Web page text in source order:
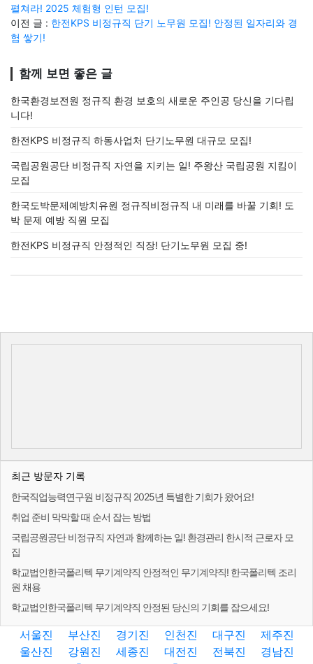
펼쳐라! 2025 체험형 인턴 모집!
이전 글 : 한전KPS 비정규직 단기 노무원 모집! 안정된 일자리와 경
험 쌓기!
함께 보면 좋은 글
한국환경보전원 정규직 환경 보호의 새로운 주인공 당신을 기다립
니다!
한전KPS 비정규직 하동사업처 단기노무원 대규모 모집!
국립공원공단 비정규직 자연을 지키는 일! 주왕산 국립공원 지킴이
모집
한국도박문제예방치유원 정규직비정규직 내 미래를 바꿀 기회! 도
박 문제 예방 직원 모집
한전KPS 비정규직 안정적인 직장! 단기노무원 모집 중!
최근 방문자 기록
한국직업능력연구원 비정규직 2025년 특별한 기회가 왔어요!
취업 준비 막막할 때 순서 잡는 방법
국립공원공단 비정규직 자연과 함께하는 일! 환경관리 한시적 근로자 모
집
학교법인한국폴리텍 무기계약직 안정적인 무기계약직! 한국폴리텍 조리
원 채용
학교법인한국폴리텍 무기계약직 안정된 당신의 기회를 잡으세요!
서울진 부산진 경기진 인천진 대구진
제주진
울산진
강원진 세종진 대전진 전북진
경남진